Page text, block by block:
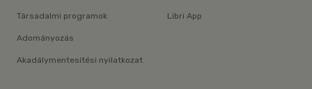
Társadalmi programok
Adományozás
Akadálymentesítési nyilatkozat
Libri App